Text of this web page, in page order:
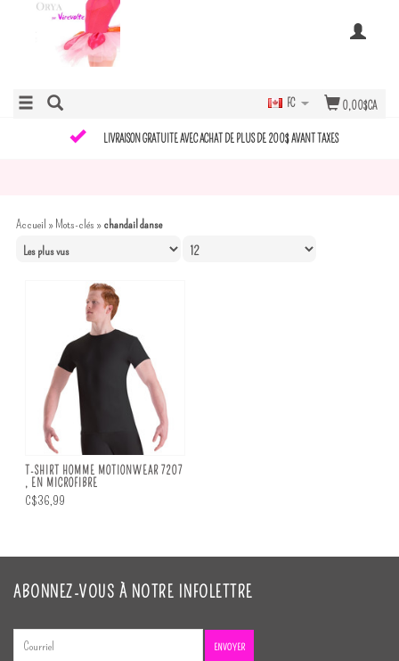
0,00$CA
FC
LIVRAISON GRATUITE AVEC ACHAT DE PLUS DE 200$ AVANT TAXES
Accueil »Mots-clés »chandail danse
T-SHIRT HOMME MOTIONWEAR 7207
, EN MICROFIBRE
C$36,99
ABONNEZ-VOUS À NOTRE INFOLETTRE
ENVOYER